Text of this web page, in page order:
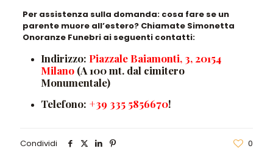
Per assistenza sulla domanda: cosa fare se un
parente muore all’estero? Chiamate Simonetta
Onoranze Funebri ai seguenti contatti:
Indirizzo: Piazzale Baiamonti, 3, 20154
Milano(A 100 mt. dal cimitero
Monumentale)
Telefono: +39 335 5856670!
Condividi 0